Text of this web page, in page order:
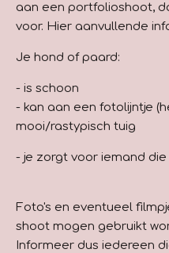
aan een portfolioshoot,
voor. Hier aanvullende
Je hond of paard:
- is schoon
- kan aan een fotolijntje
mooi/rastypisch tuig
- je zorgt voor iemand
Foto's en eventueel
shoot mogen gebruikt
Informeer dus iedereen